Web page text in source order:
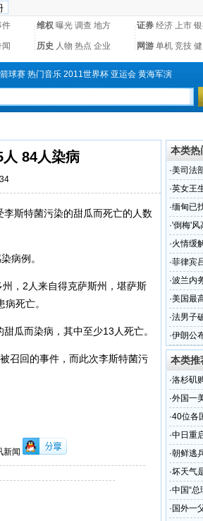
件 维权 曝光 调查 地方 证券 经济 上市
历史 人物 热点 企业 网游 单机 竞技
球赛 热门音乐 2011世界杯 亚运会 黄海军演
84人染病
斯特菌污染的甜瓜而死亡的人数
病例。
，2人来自得克萨斯州，堪萨斯
死亡。
瓜而染病，其中至少13人死亡。
召回的事件，而此次李斯特菌污
新闻
本类热
·美司法
·英女王
·缅甸已
·'倒梅'风
·火情缓
·菲律宾
·波兰内
·美国最
令
·法男子
·伊朗公
本类推
·洛杉矶
·外国一
·40位各
·中日重
·朝鲜逃
·坏天气
·中国“
· 国外一